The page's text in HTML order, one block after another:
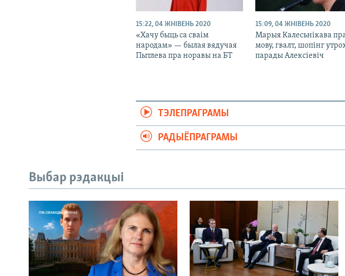
15:22, 04 ЖНІВЕНЬ 2020
«Хачу быць са сваім
народам» — былая вядучая
Пытлева пра норавы на БТ
15:09, 04 ЖНІВЕНЬ 2020
Марыя Калесьнікава
мову, гвалт, шопінг
парады Алексіевіч
ТЭЛЕПРАГРАМЫ
РАДЫЁПРАГРАМЫ
Выбар рэдакцыі